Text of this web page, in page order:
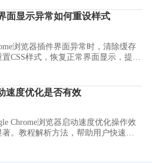
面显示异常如何重设样式
浏览器插件界面异常时，清除缓存
置CSS样式，恢复正常界面显示，提升
速度优化是否有效
Chrome浏览器启动速度优化操作效
著。教程解析方法，帮助用户快速启